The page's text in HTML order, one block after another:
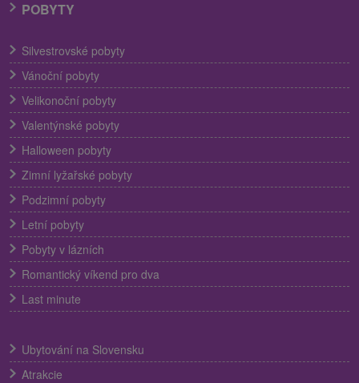
POBYTY
Silvestrovské pobyty
Vánoční pobyty
Velikonoční pobyty
Valentýnské pobyty
Halloween pobyty
Zimní lyžařské pobyty
Podzimní pobyty
Letní pobyty
Pobyty v lázních
Romantický víkend pro dva
Last minute
Ubytování na Slovensku
Atrakcie